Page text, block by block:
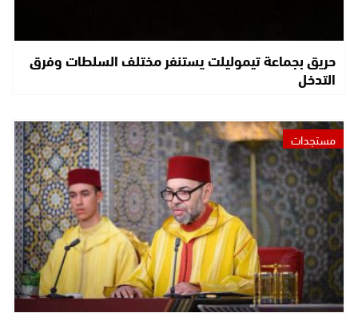
حريق بجماعة تيموليلت يستنفر مختلف السلطات وفرق
التدخل
مستجدات